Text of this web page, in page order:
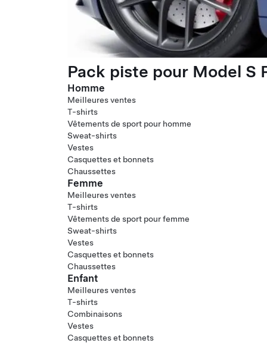
Pack piste pour Model S
Homme
Meilleures ventes
T-shirts
Vêtements de sport pour homme
Sweat-shirts
Vestes
Casquettes et bonnets
Chaussettes
Femme
Meilleures ventes
T-shirts
Vêtements de sport pour femme
Sweat-shirts
Vestes
Casquettes et bonnets
Chaussettes
Enfant
Meilleures ventes
T-shirts
Combinaisons
Vestes
Casquettes et bonnets